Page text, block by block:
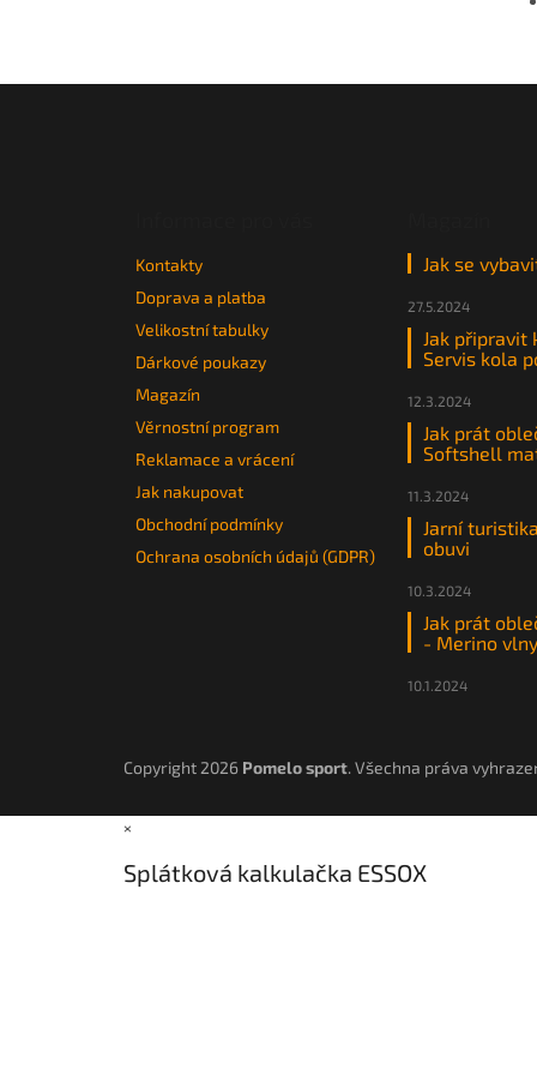
Kontakty
Doprava a platba
Velikostní tabulky
Dárkové poukazy
Magazín
Věrnostní program
Reklamace a vrácení
Jak nakupovat
Obchodní podmínky
Ochrana osobních údajů (GDPR)
Jak se
27.5.2024
Jak připravit
Servis kola
12.3.2024
Jak prát
Softshell
11.3.2024
Jarní
obuvi
10.3.2024
Jak prát
- Merino vlny
10.1.2024
Copyright 2026 Pomelo sport. Všechna práva
×
Splátková kalkulačka ESSOX